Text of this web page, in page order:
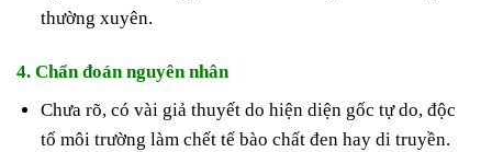
thường xuyên.
4. Chẩn đoán nguyên nhân
Chưa rõ, có vài giả thuyết do hiện diện gốc tự do, độc
tố môi trường làm chết tế bào chất đen hay di truyền.